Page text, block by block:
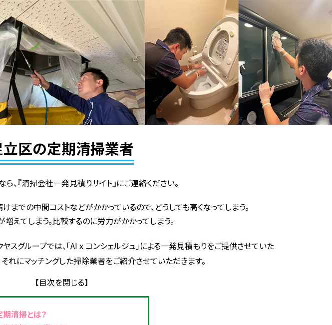
立区の定期清掃業者
ら、『清掃会社一発見積りサイト』にご連絡ください。
までの中間コストなどがかかっているので、どうしても高くなってしまう。
えてしまう。比較するのに労力がかかってしまう。
スグループでは、「AI x コンシェルジュ」による一発見積もりをご提供させていた
れにマッチングした掃除業者をご紹介させていただきます。
期清掃とは？